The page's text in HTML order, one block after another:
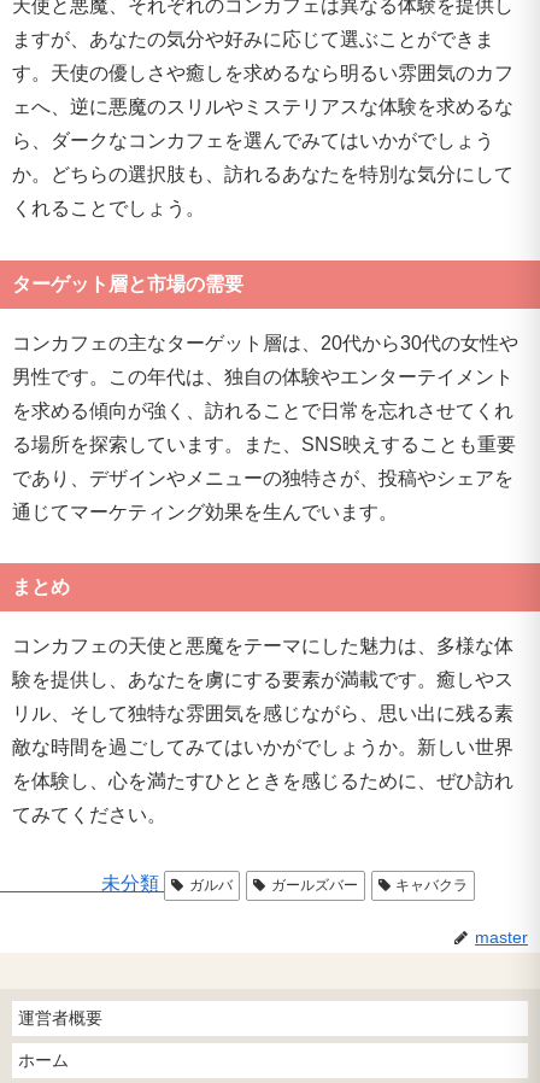
天使と悪魔、それぞれのコンカフェは異なる体験を提供し
ますが、あなたの気分や好みに応じて選ぶことができま
す。天使の優しさや癒しを求めるなら明るい雰囲気のカフ
ェへ、逆に悪魔のスリルやミステリアスな体験を求めるな
ら、ダークなコンカフェを選んでみてはいかがでしょう
か。どちらの選択肢も、訪れるあなたを特別な気分にして
くれることでしょう。
ターゲット層と市場の需要
コンカフェの主なターゲット層は、20代から30代の女性や
男性です。この年代は、独自の体験やエンターテイメント
を求める傾向が強く、訪れることで日常を忘れさせてくれ
る場所を探索しています。また、SNS映えすることも重要
であり、デザインやメニューの独特さが、投稿やシェアを
通じてマーケティング効果を生んでいます。
まとめ
コンカフェの天使と悪魔をテーマにした魅力は、多様な体
験を提供し、あなたを虜にする要素が満載です。癒しやス
リル、そして独特な雰囲気を感じながら、思い出に残る素
敵な時間を過ごしてみてはいかがでしょうか。新しい世界
を体験し、心を満たすひとときを感じるために、ぜひ訪れ
てみてください。
未分類 ガルバ ガールズバー キャバクラ
master
運営者概要
ホーム